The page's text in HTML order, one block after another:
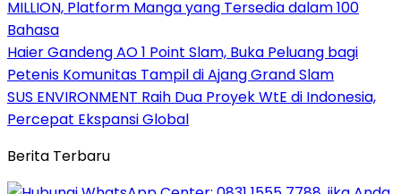
MILLION, Platform Manga yang Tersedia dalam 100
Bahasa
Haier Gandeng AO 1 Point Slam, Buka Peluang bagi
Petenis Komunitas Tampil di Ajang Grand Slam
SUS ENVIRONMENT Raih Dua Proyek WtE di Indonesia,
Percepat Ekspansi Global
Berita Terbaru